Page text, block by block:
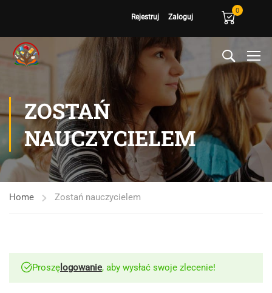
Rejestruj Zaloguj
0
ZOSTAŃ
NAUCZYCIELEM
Home Zostań nauczycielem
Proszę logowanie, aby wysłać swoje zlecenie!